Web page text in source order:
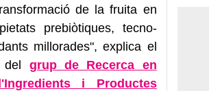
de la fruita en
prebiòtiques, tecno-
millorades", explica el
del grup de Recerca en
i Productes